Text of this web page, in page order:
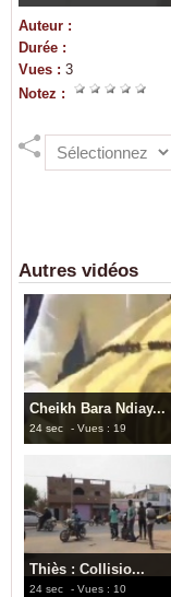
Auteur :
Durée :
Vues : 3
Notez :
Autres vidéos
Cheikh Bara Ndiay...
24 sec - Vues : 19
Thiès : Collisio...
24 sec - Vues : 10